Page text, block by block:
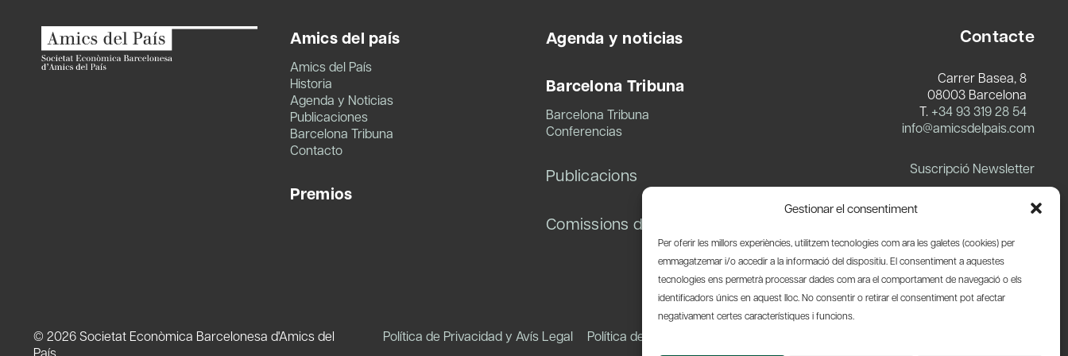
Gestionar el consentiment
Per oferir les millors experiències, utilitzem tecnologies com ara les galetes (cookies) per
emmagatzemar i/o accedir a la informació del dispositiu. El consentiment a aquestes
tecnologies ens permetrà processar dades com ara el comportament de navegació o els
identificadors únics en aquest lloc. No consentir o retirar el consentiment pot afectar
negativament certes característiques i funcions.
Amics del país
Amics del País
Historia
Agenda y Noticias
Publicaciones
Barcelona Tribuna
Contacto
Premios
Agenda y noticias
Barcelona Tribuna
Barcelona Tribuna
Conferencias
Publicacions
Comissions de treball
Contacte
Carrer Basea, 8
08003 Barcelona
T. +34 93 319 28 54
info@amicsdelpais.com
Suscripció Newsletter
YouTube
© 2026 Societat Econòmica Barcelonesa d'Amics del
País
Política de Privacidad y Avís Legal Política de Cookies